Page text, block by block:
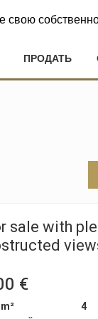
свою
ПРОДАТЬ
sale with
€
4